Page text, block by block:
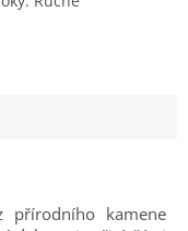
kamene